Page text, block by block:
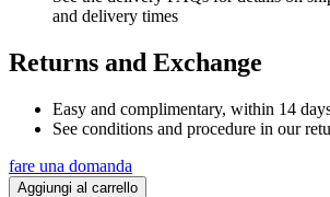
and delivery times
Returns and Exchange
Easy and complimentary, within 14
See conditions and procedure in our
fare una domanda
Aggiungi al carrello